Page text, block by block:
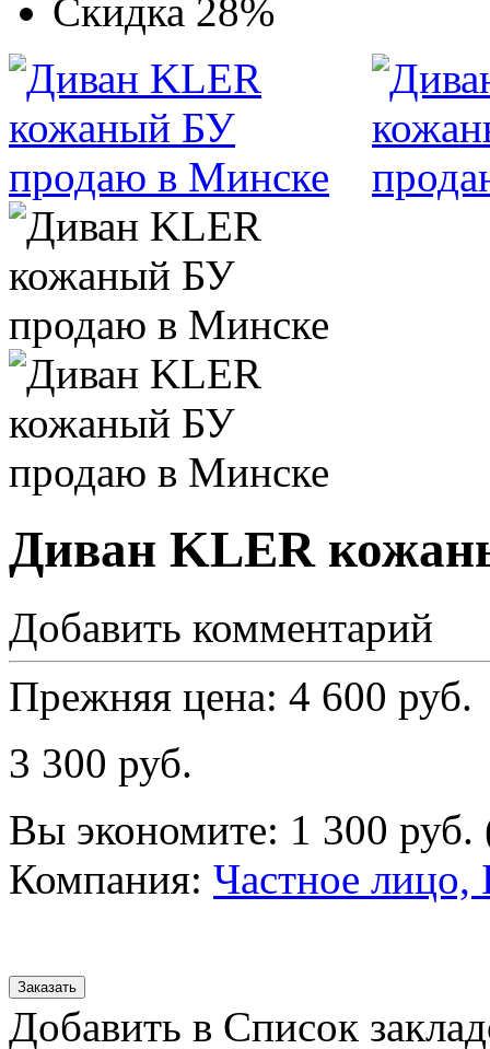
Скидка 28%
Диван KLER
Добавить комментарий
Прежняя цена: 4 600 руб.
3 300 руб.
Вы экономите: 1 300 руб.
Компания: Частное лицо,
Добавить в Список